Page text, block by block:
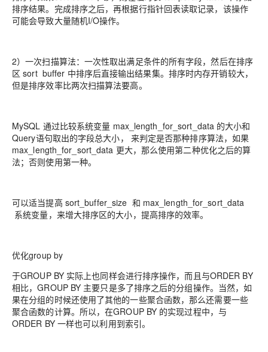
排序结果。完成排序之后，再根据行指针回表读取记录，该操作
可能会导致大量随机I/O操作。
2）一次扫描算法：一次性取出满足条件的所有字段，然后在排序
区 sort buffer 中排序后直接输出结果集。排序时内存开销较大，
但是排序效率比两次扫描算法要高。
MySQL 通过比较系统变量 max_length_for_sort_data 的大小和
Query语句取出的字段总大小， 来判定是否那种排序算法，如果
max_length_for_sort_data 更大，那么使用第二种优化之后的算
法；否则使用第一种。
可以适当提高 sort_buffer_size 和 max_length_for_sort_data
系统变量，来增大排序区的大小，提高排序的效率。
优化group by
于GROUP BY 实际上也同样会进行排序操作，而且与ORDER BY
相比，GROUP BY 主要只是多了排序之后的分组操作。当然，如
果在分组的时候还使用了其他的一些聚合函数，那么还需要一些
聚合函数的计算。所以，在GROUP BY 的实现过程中，与
ORDER BY 一样也可以利用到索引。